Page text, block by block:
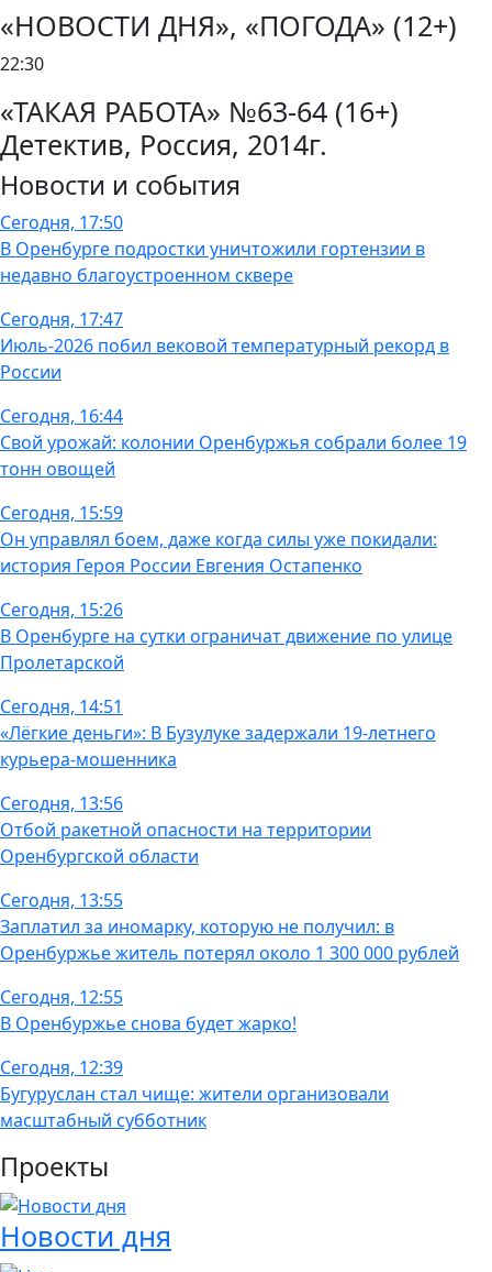
«НОВОСТИ ДНЯ», «ПОГОДА» (12+)
22:30
«ТАКАЯ РАБОТА» №63-64 (16+)
Детектив, Россия, 2014г.
Новости и события
Сегодня, 17:50
В Оренбурге подростки уничтожили гортензии в
недавно благоустроенном сквере
Сегодня, 17:47
Июль-2026 побил вековой температурный рекорд в
России
Сегодня, 16:44
Свой урожай: колонии Оренбуржья собрали более 19
тонн овощей
Сегодня, 15:59
Он управлял боем, даже когда силы уже покидали:
история Героя России Евгения Остапенко
Сегодня, 15:26
В Оренбурге на сутки ограничат движение по улице
Пролетарской
Сегодня, 14:51
«Лёгкие деньги»: В Бузулуке задержали 19-летнего
курьера-мошенника
Сегодня, 13:56
Отбой ракетной опасности на территории
Оренбургской области
Сегодня, 13:55
Заплатил за иномарку, которую не получил: в
Оренбуржье житель потерял около 1 300 000 рублей
Сегодня, 12:55
В Оренбуржье снова будет жарко!
Сегодня, 12:39
Бугуруслан стал чище: жители организовали
масштабный субботник
Проекты
Новости дня